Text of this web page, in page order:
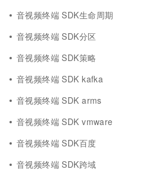
音视频终端 SDK生命周期
音视频终端 SDK分区
音视频终端 SDK策略
音视频终端 SDK kafka
音视频终端 SDK arms
音视频终端 SDK vmware
音视频终端 SDK百度
音视频终端 SDK跨域